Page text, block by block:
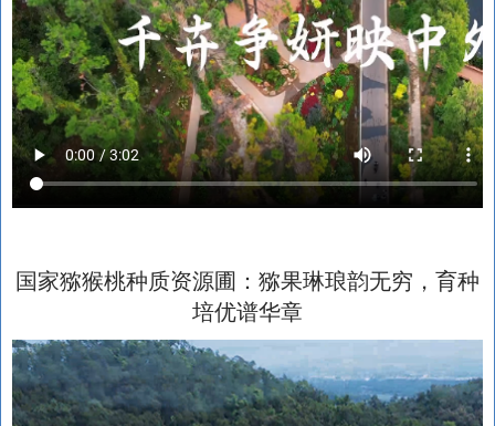
国家猕猴桃种质资源圃：猕果琳琅韵无穷，育种
培优谱华章